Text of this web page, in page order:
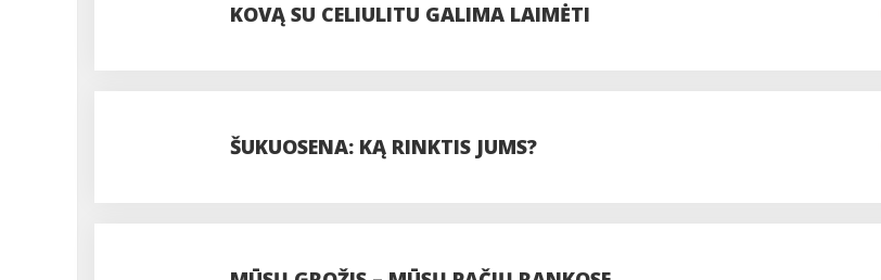
KOVĄ SU CELIULITU GALIMA LAIMĖTI
ŠUKUOSENA: KĄ RINKTIS JUMS?